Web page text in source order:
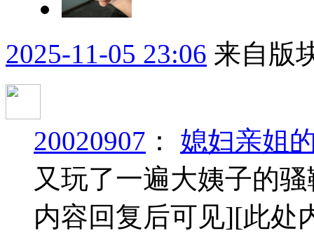
2025-11-05 23:06 来自版
20020907 ： 媳妇亲姐
又玩了一遍大姨子的
内容回复后可见][此处